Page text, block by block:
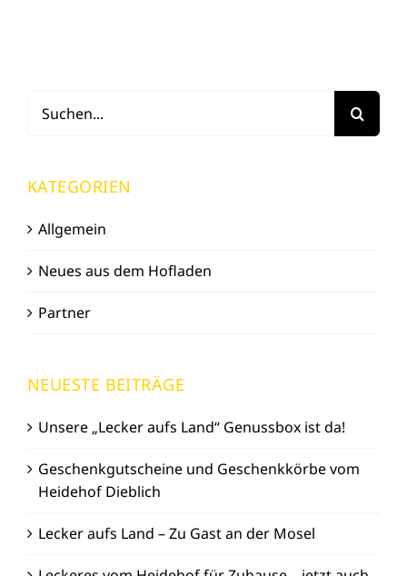
nach:
KATEGORIEN
Allgemein
Neues aus dem Hofladen
Partner
NEUESTE BEITRÄGE
Unsere „Lecker aufs Land“ Genussbox ist da!
Geschenkgutscheine und Geschenkkörbe vom
Heidehof Dieblich
Lecker aufs Land – Zu Gast an der Mosel